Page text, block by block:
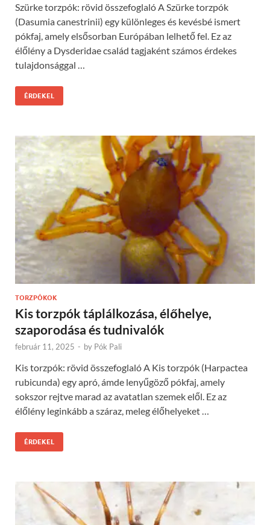
Szürke torzpók: rövid összefoglaló A Szürke torzpók
(Dasumia canestrinii) egy különleges és kevésbé ismert
pókfaj, amely elsősorban Európában lelhető fel. Ez az
élőlény a Dysderidae család tagjaként számos érdekes
tulajdonsággal …
ÉRDEKEL
TORZPÓKOK
Kis torzpók táplálkozása, élőhelye,
szaporodása és tudnivalók
február 11, 2025 - by Pók Pali
Kis torzpók: rövid összefoglaló A Kis torzpók (Harpactea
rubicunda) egy apró, ámde lenyűgöző pókfaj, amely
sokszor rejtve marad az avatatlan szemek elől. Ez az
élőlény leginkább a száraz, meleg élőhelyeket …
ÉRDEKEL